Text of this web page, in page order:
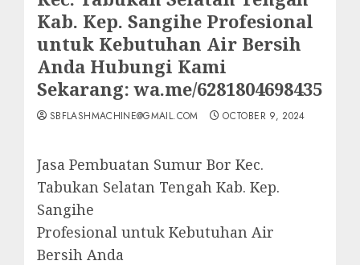
Kab. Kep. Sangihe Profesional
untuk Kebutuhan Air Bersih
Anda Hubungi Kami
Sekarang: wa.me/6281804698435
SBFLASHMACHINE@GMAIL.COM OCTOBER 9, 2024
Jasa Pembuatan Sumur Bor Kec.
Tabukan Selatan Tengah Kab. Kep.
Sangihe
Profesional untuk Kebutuhan Air
Bersih Anda